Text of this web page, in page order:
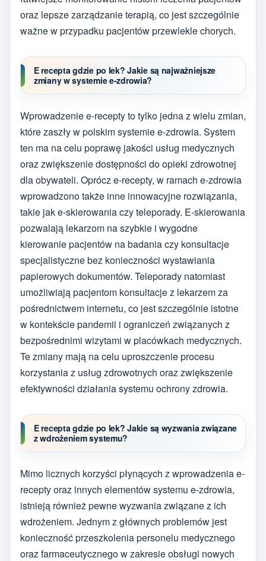
oraz lepsze zarządzanie terapią, co jest szczególnie
ważne w przypadku pacjentów przewlekle chorych.
E recepta gdzie po lek? Jakie są najważniejsze
zmiany w systemie e-zdrowia?
Wprowadzenie e-recepty to tylko jedna z wielu zmian,
które zaszły w polskim systemie e-zdrowia. System
ten ma na celu poprawę jakości usług medycznych
oraz zwiększenie dostępności do opieki zdrowotnej
dla obywateli. Oprócz e-recepty, w ramach e-zdrowia
wprowadzono także inne innowacyjne rozwiązania,
takie jak e-skierowania czy teleporady. E-skierowania
pozwalają lekarzom na szybkie i wygodne
kierowanie pacjentów na badania czy konsultacje
specjalistyczne bez konieczności wystawiania
papierowych dokumentów. Teleporady natomiast
umożliwiają pacjentom konsultacje z lekarzem za
pośrednictwem internetu, co jest szczególnie istotne
w kontekście pandemii i ograniczeń związanych z
bezpośrednimi wizytami w placówkach medycznych.
Te zmiany mają na celu uproszczenie procesu
korzystania z usług zdrowotnych oraz zwiększenie
efektywności działania systemu ochrony zdrowia.
E recepta gdzie po lek? Jakie są wyzwania związane
z wdrożeniem systemu?
Mimo licznych korzyści płynących z wprowadzenia e-
recepty oraz innych elementów systemu e-zdrowia,
istnieją również pewne wyzwania związane z ich
wdrożeniem. Jednym z głównych problemów jest
konieczność przeszkolenia personelu medycznego
oraz farmaceutycznego w zakresie obsługi nowych